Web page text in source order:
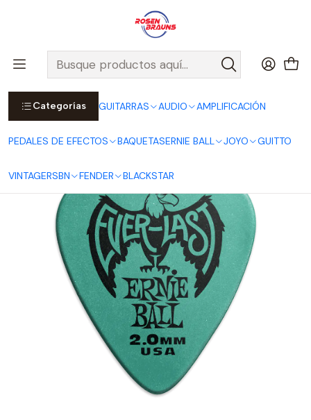
Categorías GUITARRAS AUDIO AMPLIFICACIÓN
PEDALES DE EFECTOS BAQUETASERNIE BALL JOYO GUITTO
VINTAGERSBN FENDER BLACKSTAR
Por compras sobre $25.000 en Santiago urbano, Colina o
Padre Hurtado, incluimos el despacho!
Ver Detalles
Inicio ERNIE BALL ACCESORIOS ERNIE BALL
Uñetas ERNIE BALL
Uñetas Everlast Picks 2.0mm Teal 12-pack P09196